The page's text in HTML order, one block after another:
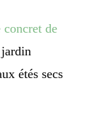
concret de
étés secs